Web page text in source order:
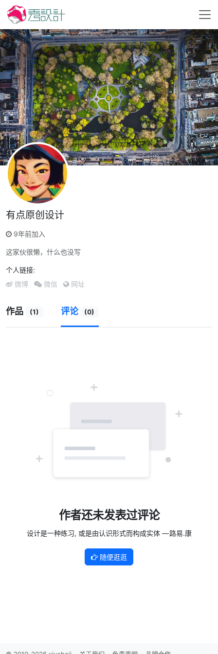
有点原创设计
9年前加入
这家伙很懒，什么也没写
个人链接:
微博 微信 网址
作品 (1) 评论 (0)
作者还未发表过评论
设计是一种练习, 或是由认识形式而构成实体 — 路易.康
随便逛逛